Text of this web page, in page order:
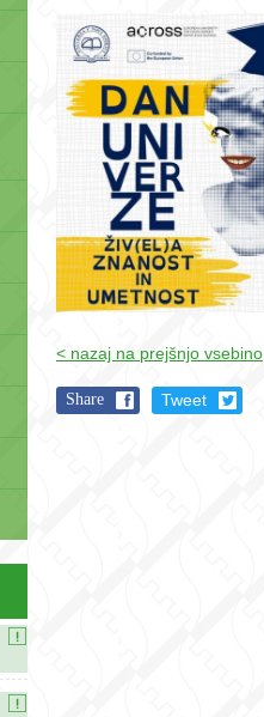
< nazaj na prejšnjo vsebino
Share Tweet